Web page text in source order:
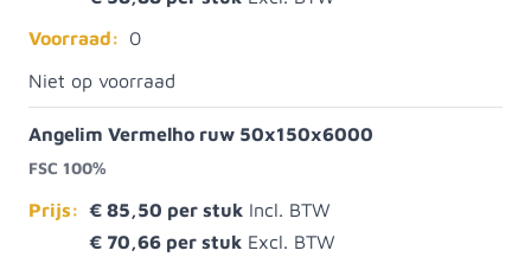
Voorraad:
0
Niet op voorraad
Angelim Vermelho ruw 50x150x6000
FSC 100%
Prijs: € 85,50
€ 70,66